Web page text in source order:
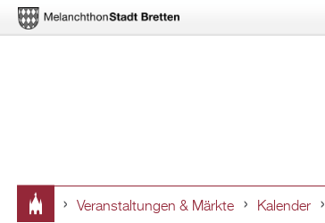
Veranstaltungen & Märkte Kalender